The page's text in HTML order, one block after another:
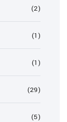
(2)
(1)
(1)
(29)
(5)